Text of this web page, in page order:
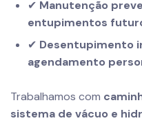
✔ Manutenção
entupimentos
✔ Desentupimento
agendamento
Trabalhamos com
sistema de vácuo e